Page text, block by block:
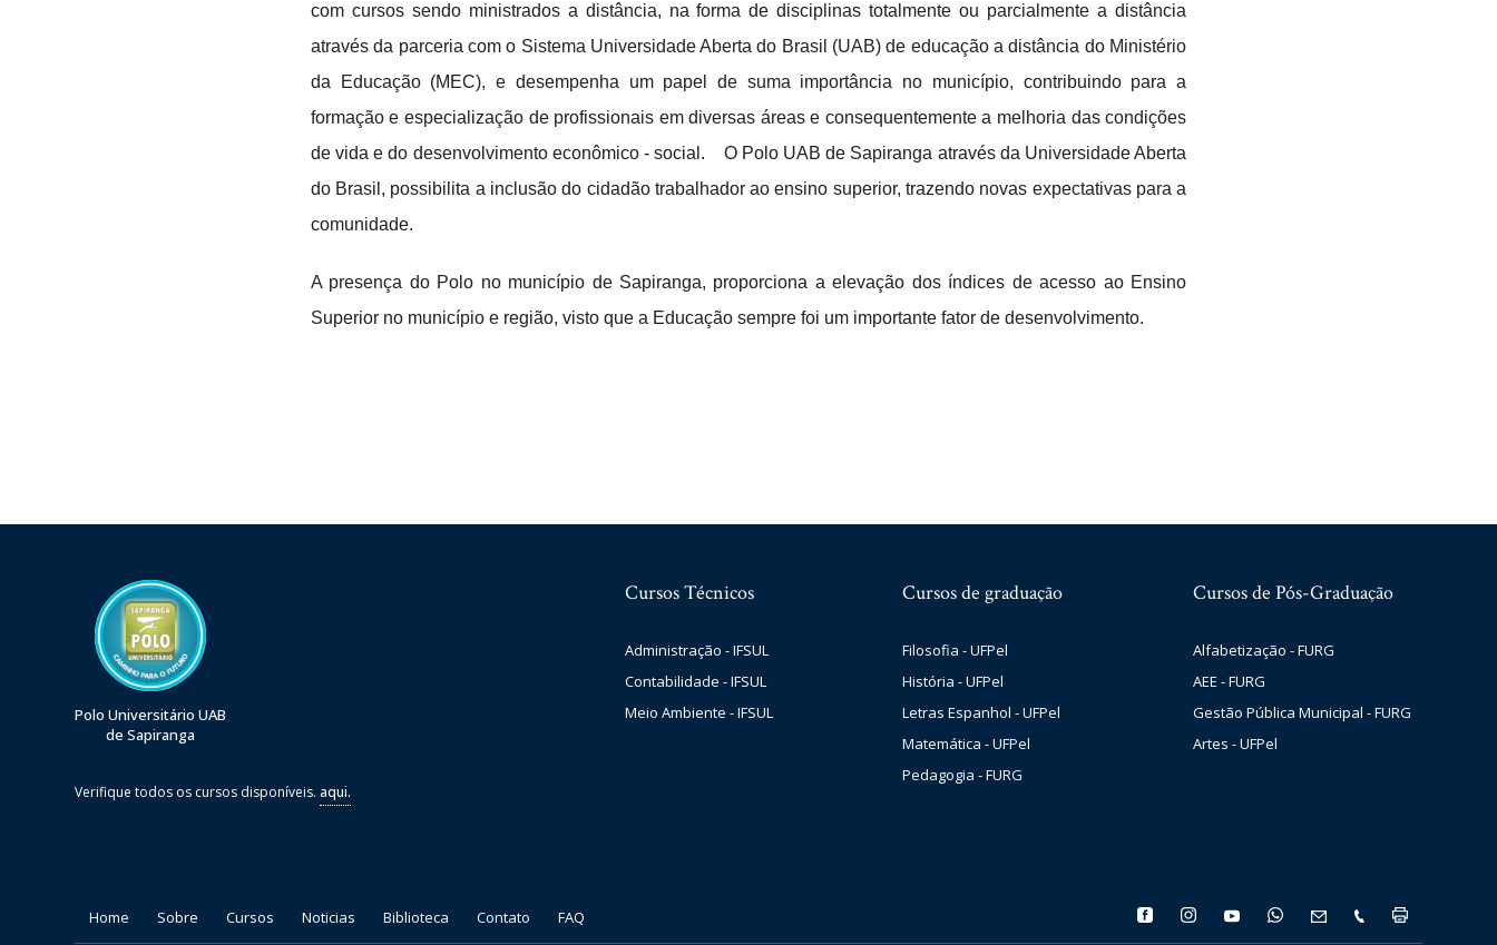
com cursos sendo ministrados a distância, na forma de disciplinas totalmente ou parcialmente a distância
através da parceria com o Sistema Universidade Aberta do Brasil (UAB) de educação a distância do Ministério
da Educação (MEC), e desempenha um papel de suma importância no município, contribuindo para a
formação e especialização de profissionais em diversas áreas e consequentemente a melhoria das condições
de vida e do desenvolvimento econômico - social. O Polo UAB de Sapiranga através da Universidade Aberta
do Brasil, possibilita a inclusão do cidadão trabalhador ao ensino superior, trazendo novas expectativas para a
comunidade.
A presença do Polo no município de Sapiranga, proporciona a elevação dos índices de acesso ao Ensino
Superior no município e região, visto que a Educação sempre foi um importante fator de desenvolvimento.
Polo Universitário UAB
de Sapiranga
Verifique todos os cursos disponíveis. aqui.
Cursos Técnicos
Administração - IFSUL
Contabilidade - IFSUL
Meio Ambiente - IFSUL
Cursos de graduação
Filosofia - UFPel
História - UFPel
Letras Espanhol - UFPel
Matemática - UFPel
Pedagogia - FURG
Cursos de Pós-Graduação
Alfabetização - FURG
AEE - FURG
Gestão Pública Municipal - FURG
Artes - UFPel
Home Sobre Cursos Noticias Biblioteca Contato FAQ